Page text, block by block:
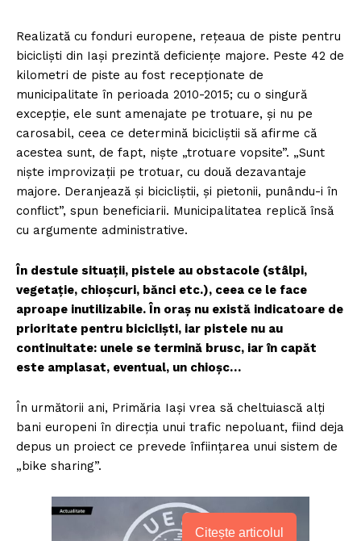
Realizată cu fonduri europene, rețeaua de piste pentru
bicicliști din Iași prezintă deficiențe majore. Peste 42 de
kilometri de piste au fost recepționate de
municipalitate în perioada 2010-2015; cu o singură
excepție, ele sunt amenajate pe trotuare, și nu pe
carosabil, ceea ce determină bicicliștii să afirme că
acestea sunt, de fapt, niște „trotuare vopsite”. „Sunt
niște improvizații pe trotuar, cu două dezavantaje
majore. Deranjează și bicicliștii, și pietonii, punându-i în
conflict”, spun beneficiarii. Municipalitatea replică însă
cu argumente administrative.
În destule situații, pistele au obstacole (stâlpi,
vegetație, chioșcuri, bănci etc.), ceea ce le face
aproape inutilizabi­le. În oraș nu există indicatoare de
prioritate pentru bicicliști, iar pistele nu au
continuitate: unele se termină brusc, iar în ca­păt
este amplasat, eventual, un chioșc…
În următorii ani, Primăria Iași vrea să cheltuiască alți
bani europeni în direcția unui trafic nepoluant, fiind deja
depus un proiect ce prevede înfiin­țarea unui sistem de
„bike sharing”.
Citește articolul